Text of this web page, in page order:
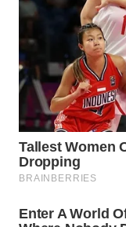
LESUNG
WN
KARO
WN
SIMALUNGUN
LABUHANBATU